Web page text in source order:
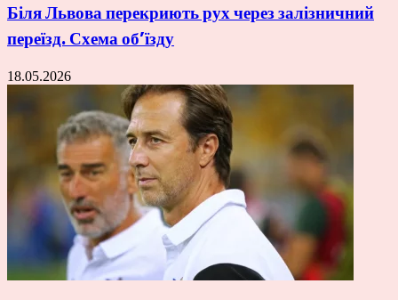
Біля Львова перекриють рух через залізничний
переїзд. Схема об’їзду
18.05.2026